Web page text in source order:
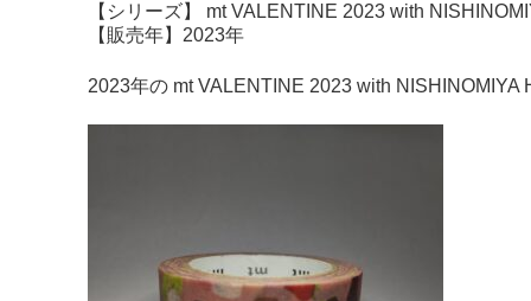
【シリーズ】 mt VALENTINE 2023 with
【販売年】2023年
2023年の mt VALENTINE 2023 with NISHINOMIYA